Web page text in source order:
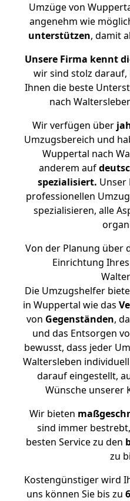
Umzüge von
angenehm wie
unterstützen, damit
Unsere Firma kennt
wir sind stolz
Ihnen die beste
nach
Wir verfügen über
Umzugsbereich und
Wuppertal nach
anderem auf
spezialisiert. Unser
professionellen
spezialisieren, alle
Von der Planung über
Einrichtung
Die Umzugshelfer
in Wuppertal wie das
von Gegenständen,
und das Entsorgen
bewusst, dass jeder
Waltersleben
darauf eingestellt,
Wünsche unserer
Wir bieten
sind immer
besten Service zu den
zu
Kostengünstiger wird
uns können Sie bis zu